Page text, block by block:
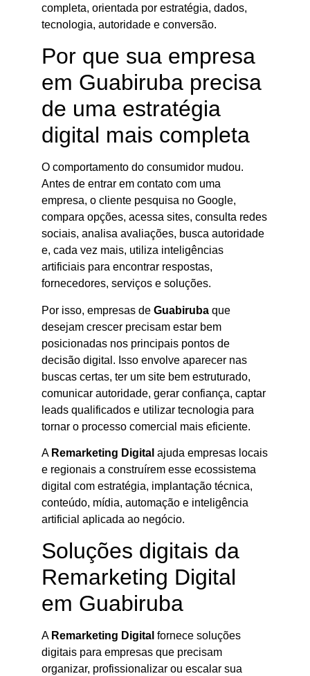
completa, orientada por estratégia, dados,
tecnologia, autoridade e conversão.
Por que sua empresa
em Guabiruba precisa
de uma estratégia
digital mais completa
O comportamento do consumidor mudou.
Antes de entrar em contato com uma
empresa, o cliente pesquisa no Google,
compara opções, acessa sites, consulta redes
sociais, analisa avaliações, busca autoridade
e, cada vez mais, utiliza inteligências
artificiais para encontrar respostas,
fornecedores, serviços e soluções.
Por isso, empresas de Guabiruba que
desejam crescer precisam estar bem
posicionadas nos principais pontos de
decisão digital. Isso envolve aparecer nas
buscas certas, ter um site bem estruturado,
comunicar autoridade, gerar confiança, captar
leads qualificados e utilizar tecnologia para
tornar o processo comercial mais eficiente.
A Remarketing Digital ajuda empresas locais
e regionais a construírem esse ecossistema
digital com estratégia, implantação técnica,
conteúdo, mídia, automação e inteligência
artificial aplicada ao negócio.
Soluções digitais da
Remarketing Digital
em Guabiruba
A Remarketing Digital fornece soluções
digitais para empresas que precisam
organizar, profissionalizar ou escalar sua